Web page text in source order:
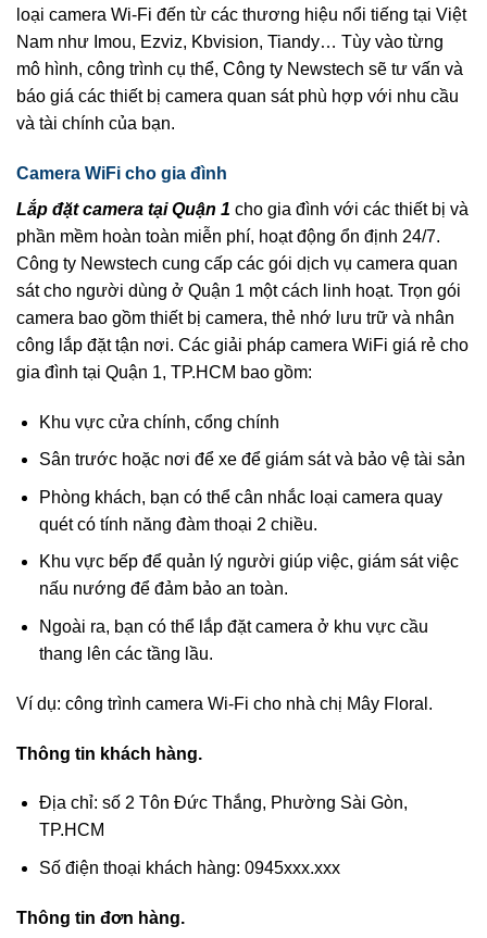
loại camera Wi‑Fi đến từ các thương hiệu nổi tiếng tại Việt
Nam như Imou, Ezviz, Kbvision, Tiandy… Tùy vào từng
mô hình, công trình cụ thể, Công ty Newstech sẽ tư vấn và
báo giá các thiết bị camera quan sát phù hợp với nhu cầu
và tài chính của bạn.
Camera WiFi cho gia đình
Lắp đặt camera tại Quận 1 cho gia đình với các thiết bị và
phần mềm hoàn toàn miễn phí, hoạt động ổn định 24/7.
Công ty Newstech cung cấp các gói dịch vụ camera quan
sát cho người dùng ở Quận 1 một cách linh hoạt. Trọn gói
camera bao gồm thiết bị camera, thẻ nhớ lưu trữ và nhân
công lắp đặt tận nơi. Các giải pháp camera WiFi giá rẻ cho
gia đình tại Quận 1, TP.HCM bao gồm:
Khu vực cửa chính, cổng chính
Sân trước hoặc nơi để xe để giám sát và bảo vệ tài sản
Phòng khách, bạn có thể cân nhắc loại camera quay
quét có tính năng đàm thoại 2 chiều.
Khu vực bếp để quản lý người giúp việc, giám sát việc
nấu nướng để đảm bảo an toàn.
Ngoài ra, bạn có thể lắp đặt camera ở khu vực cầu
thang lên các tầng lầu.
Ví dụ: công trình camera Wi‑Fi cho nhà chị Mây Floral.
Thông tin khách hàng.
Địa chỉ: số 2 Tôn Đức Thắng, Phường Sài Gòn,
TP.HCM
Số điện thoại khách hàng: 0945xxx.xxx
Thông tin đơn hàng.